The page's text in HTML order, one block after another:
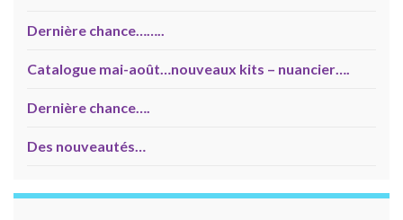
Dernière chance……..
Catalogue mai-août…nouveaux kits – nuancier….
Dernière chance….
Des nouveautés…